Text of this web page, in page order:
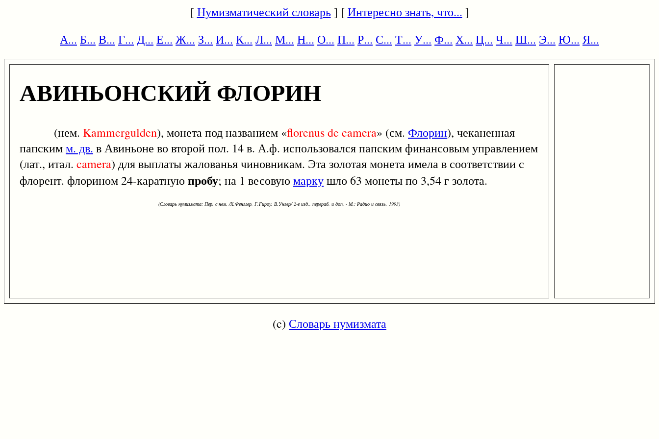
[Нумизматический словарь] [Интересно знать, что... ]
А... Б... В... Г... Д... Е... Ж... З... И... К... Л... М... Н... О... П... Р... С... Т... У... Ф... Х... Ц... Ч... Ш... Э... Ю... Я...
АВИНЬОНСКИЙ ФЛОРИН
(нем. Kammergulden), монета под названием «florenusde camera» (см. Флорин), чеканенная
папскимм. дв. в Авиньоне во второй пол. 14 в. А.ф. использовался папским финансовым управлением
(лат., итал. camera) для выплаты жалованья чиновникам. Эта золотая монета имела в соответствии с
флорент. флорином 24-каратную пробу; на 1 весовую маркушло 63 монеты по 3,54 г золота.
(Словарь нумизмата: Пер. с нем. /Х.Фенглер, Г.Гироу, В.Унгер/ 2-е изд., перераб. и доп. - М.: Радио и связь, 1993)
(c) Словарь нумизмата